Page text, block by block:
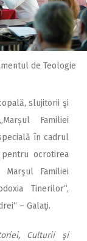
de Teologie
slujitorii şi
Familiei
în cadrul
ocrotirea
Familiei
Tinerilor“,
– Galaţi.
Culturii şi